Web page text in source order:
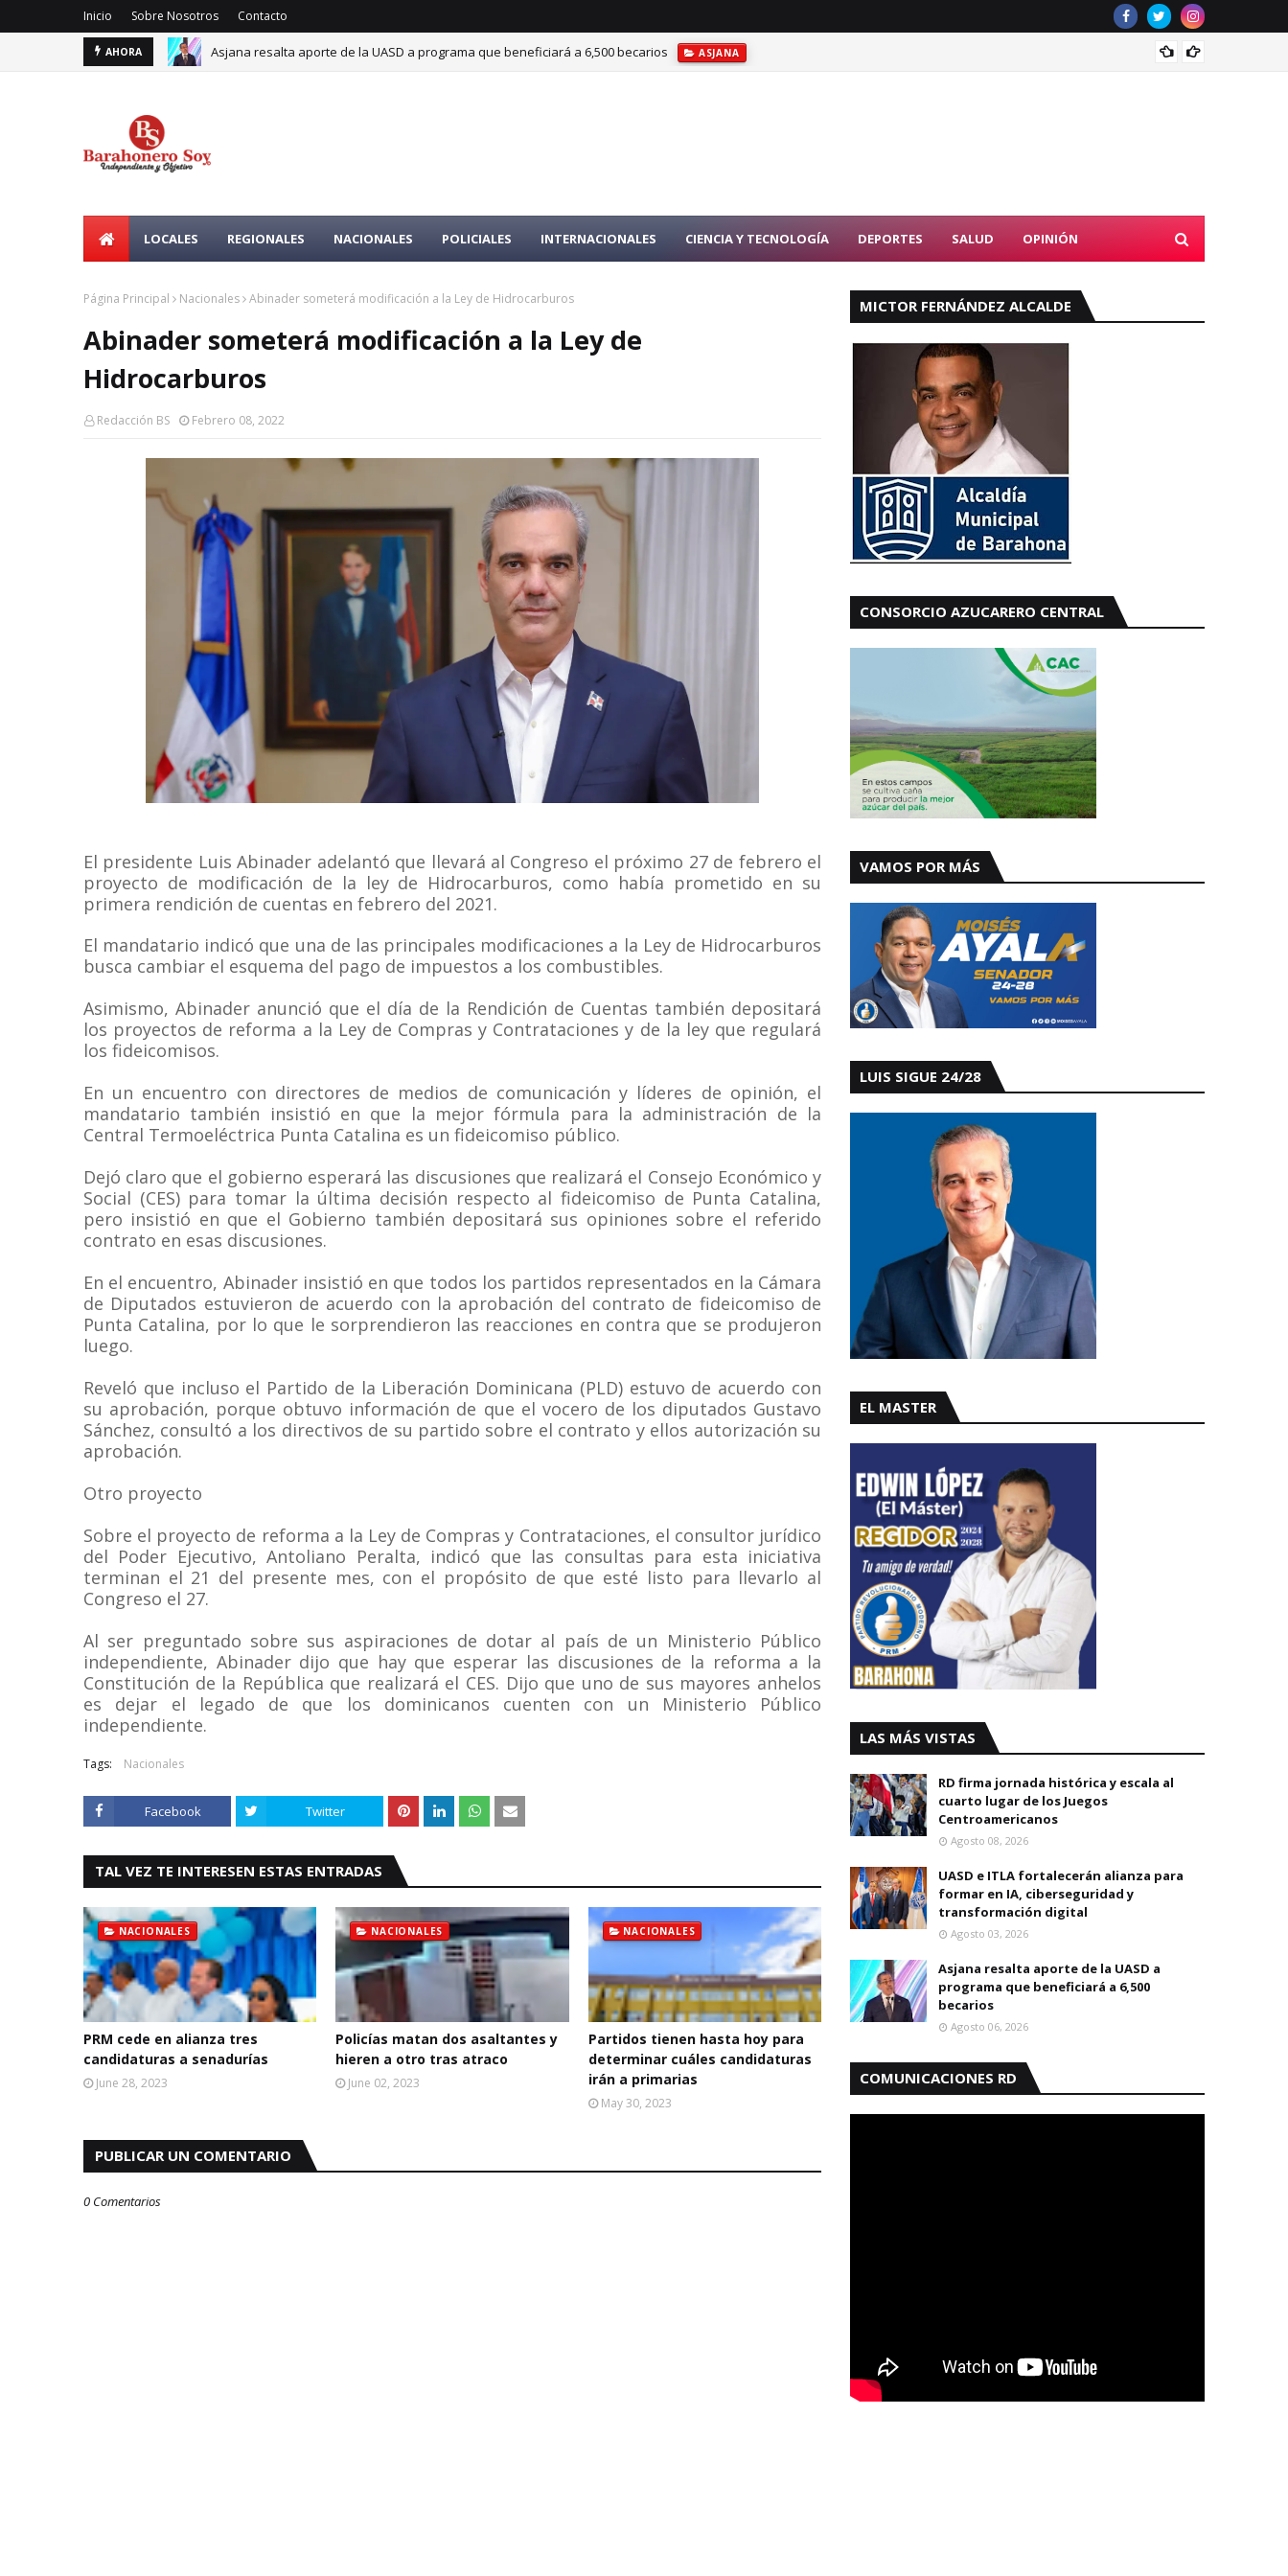
Inicio Sobre Nosotros Contacto
AHORA Asjana resalta aporte de la UASD a programa que beneficiará a 6,500 becarios ASJANA
LOCALES REGIONALES NACIONALES POLICIALES INTERNACIONALES CIENCIA Y TECNOLOGÍA DEPORTES SALUD OPINIÓN
Página Principal Nacionales Abinader someterá modificación a la Ley de Hidrocarburos
Abinader someterá modificación a la Ley de
Hidrocarburos
Redacción BS Febrero 08, 2022
El presidente Luis Abinader adelantó que llevará al Congreso el próximo 27 de febrero el
proyecto de modificación de la ley de Hidrocarburos, como había prometido en su
primera rendición de cuentas en febrero del 2021.
El mandatario indicó que una de las principales modificaciones a la Ley de Hidrocarburos
busca cambiar el esquema del pago de impuestos a los combustibles.
Asimismo, Abinader anunció que el día de la Rendición de Cuentas también depositará
los proyectos de reforma a la Ley de Compras y Contrataciones y de la ley que regulará
los fideicomisos.
En un encuentro con directores de medios de comunicación y líderes de opinión, el
mandatario también insistió en que la mejor fórmula para la administración de la
Central Termoeléctrica Punta Catalina es un fideicomiso público.
Dejó claro que el gobierno esperará las discusiones que realizará el Consejo Económico y
Social (CES) para tomar la última decisión respecto al fideicomiso de Punta Catalina,
pero insistió en que el Gobierno también depositará sus opiniones sobre el referido
contrato en esas discusiones.
En el encuentro, Abinader insistió en que todos los partidos representados en la Cámara
de Diputados estuvieron de acuerdo con la aprobación del contrato de fideicomiso de
Punta Catalina, por lo que le sorprendieron las reacciones en contra que se produjeron
luego.
Reveló que incluso el Partido de la Liberación Dominicana (PLD) estuvo de acuerdo con
su aprobación, porque obtuvo información de que el vocero de los diputados Gustavo
Sánchez, consultó a los directivos de su partido sobre el contrato y ellos autorización su
aprobación.
Otro proyecto
Sobre el proyecto de reforma a la Ley de Compras y Contrataciones, el consultor jurídico
del Poder Ejecutivo, Antoliano Peralta, indicó que las consultas para esta iniciativa
terminan el 21 del presente mes, con el propósito de que esté listo para llevarlo al
Congreso el 27.
Al ser preguntado sobre sus aspiraciones de dotar al país de un Ministerio Público
independiente, Abinader dijo que hay que esperar las discusiones de la reforma a la
Constitución de la República que realizará el CES. Dijo que uno de sus mayores anhelos
es dejar el legado de que los dominicanos cuenten con un Ministerio Público
independiente.
Tags: Nacionales
Facebook Twitter
TAL VEZ TE INTERESEN ESTAS ENTRADAS
NACIONALES
PRM cede en alianza tres
candidaturas a senadurías
June 28, 2023
NACIONALES
Policías matan dos asaltantes y
hieren a otro tras atraco
June 02, 2023
NACIONALES
Partidos tienen hasta hoy para
determinar cuáles candidaturas
irán a primarias
May 30, 2023
PUBLICAR UN COMENTARIO
0 Comentarios
MICTOR FERNÁNDEZ ALCALDE
CONSORCIO AZUCARERO CENTRAL
VAMOS POR MÁS
LUIS SIGUE 24/28
EL MASTER
LAS MÁS VISTAS
RD firma jornada histórica y escala al
cuarto lugar de los Juegos
Centroamericanos
Agosto 08, 2026
UASD e ITLA fortalecerán alianza para
formar en IA, ciberseguridad y
transformación digital
Agosto 03, 2026
Asjana resalta aporte de la UASD a
programa que beneficiará a 6,500
becarios
Agosto 06, 2026
COMUNICACIONES RD